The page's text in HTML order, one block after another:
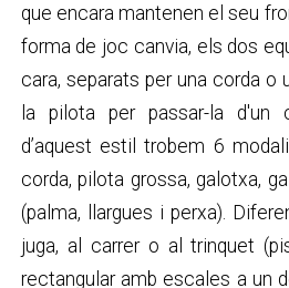
que encara mantenen el seu
forma de joc canvia, els dos
cara, separats per una corda o
la pilota per passar-la d'un
d’aquest estil trobem 6
corda, pilota grossa, galotxa,
(palma, llargues i perxa).
juga, al carrer o al trinquet
rectangular amb escales a un